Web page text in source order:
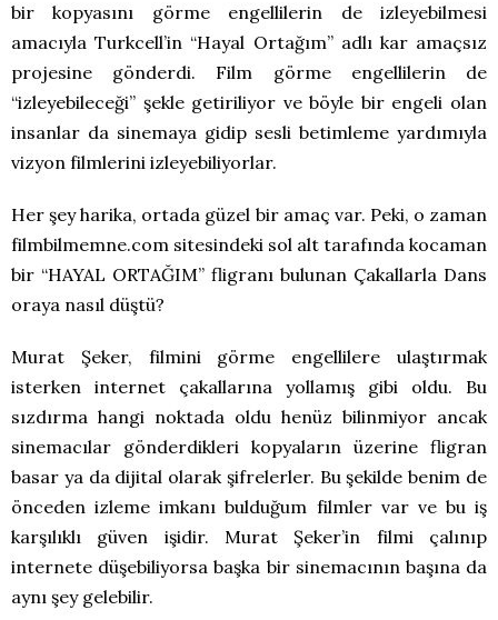
bir kopyasını görme engellilerin de izleyebilmesi
amacıyla Turkcell’in “Hayal Ortağım” adlı kar amaçsız
projesine gönderdi. Film görme engellilerin de
“izleyebileceği” şekle getiriliyor ve böyle bir engeli olan
insanlar da sinemaya gidip sesli betimleme yardımıyla
vizyon filmlerini izleyebiliyorlar.
Her şey harika, ortada güzel bir amaç var. Peki, o zaman
filmbilmemne.com sitesindeki sol alt tarafında kocaman
bir “HAYAL ORTAĞIM” fligranı bulunan Çakallarla Dans
oraya nasıl düştü?
Murat Şeker, filmini görme engellilere ulaştırmak
isterken internet çakallarına yollamış gibi oldu. Bu
sızdırma hangi noktada oldu henüz bilinmiyor ancak
sinemacılar gönderdikleri kopyaların üzerine fligran
basar ya da dijital olarak şifrelerler. Bu şekilde benim de
önceden izleme imkanı bulduğum filmler var ve bu iş
karşılıklı güven işidir. Murat Şeker’in filmi çalınıp
internete düşebiliyorsa başka bir sinemacının başına da
aynı şey gelebilir.